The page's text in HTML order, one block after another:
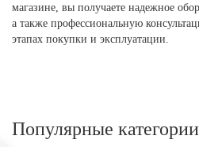
магазине, вы получаете надежное
а также профессиональную
этапах покупки и эксплуатации.
Популярные категории